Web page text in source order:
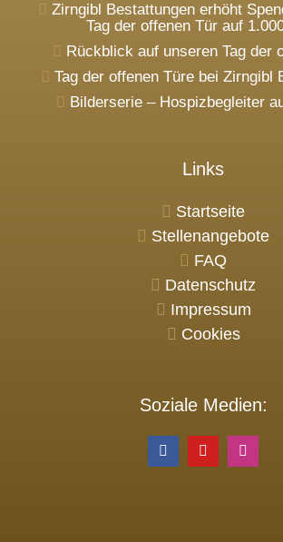
Zirngibl Bestattungen erhöht
Tag der offenen Tür auf
Rückblick auf unseren Tag der
Tag der offenen Türe bei Zirngibl
Bilderserie – Hospizbegleiter
Links
Startseite
Stellenangebote
FAQ
Datenschutz
Impressum
Cookies
Soziale Medien: